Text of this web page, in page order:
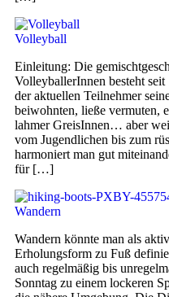
Volleyball
Einleitung: Die
VolleyballerInnen besteht seit
der aktuellen Teilnehmer
beiwohnten, ließe vermuten,
lahmer GreisInnen… aber
vom Jugendlichen bis zum
harmoniert man gut
für […]
Wandern
Wandern könnte man als
Erholungsform zu Fuß
auch regelmäßig bis
Sonntag zu einem lockeren